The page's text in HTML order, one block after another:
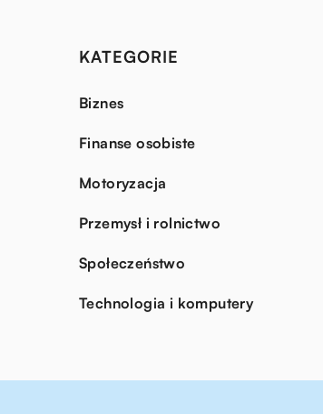
KATEGORIE
Biznes
Finanse osobiste
Motoryzacja
Przemysł i rolnictwo
Społeczeństwo
Technologia i komputery